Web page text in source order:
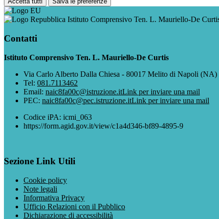
Istituto Comprensivo Ten. L. Mauriello-De
Contatti
Istituto Comprensivo Ten. L. Mauriello-De Curtis
Via Carlo Alberto Dalla Chiesa - 80017 Melito di Napoli (NA)
Tel: 081.7113462
Email: naic8fa00c@istruzione.itLink per inviare una mail
PEC: naic8fa00c@pec.istruzione.itLink per inviare una mail
Codice iPA: icmi_063
https://form.agid.gov.it/view/c1a4d346-bf89-4895-9
Sezione Link Utili
Cookie policy
Note legali
Informativa Privacy
Ufficio Relazioni con il Pubblico
Dichiarazione di accessibilità